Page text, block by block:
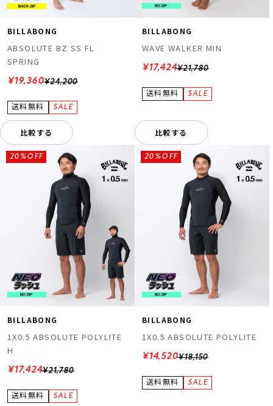
BILLABONG
ABSOLUTE BZ SS FL
SPRING
¥24,200
¥19,360
比較する
BILLABONG
WAVE WALKER MIN
¥21,780
¥17,424
比較する
BILLABONG
1X0.5 ABSOLUTE POLYLITE
H
¥21,780
20%OFF
¥17,424
BILLABONG
1X0.5 ABSOLUTE POLYLITE
¥18,150
20%OFF
¥14,520